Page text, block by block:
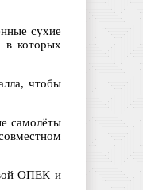
сухие
в которых
чтобы
самолёты
ОПЕК и